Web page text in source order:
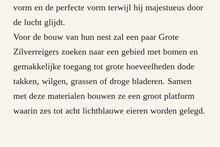
vorm en de perfecte vorm terwijl hij majestueus door
de lucht glijdt.
Voor de bouw van hun nest zal een paar Grote
Zilverreigers zoeken naar een gebied met bomen en
gemakkelijke toegang tot grote hoeveelheden dode
takken, wilgen, grassen of droge bladeren. Samen
met deze materialen bouwen ze een groot platform
waarin zes tot acht lichtblauwe eieren worden gelegd.